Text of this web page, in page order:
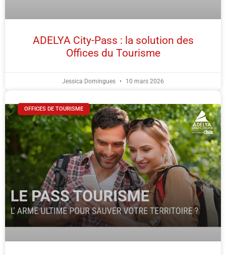
ADELYA City-Pass : la solution des
Offices du Tourisme
Jessica Domingues 10 mars 2026
OFFICES DE TOURISME